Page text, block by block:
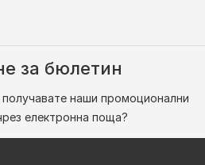
за бюлетин
наши промоционални
електронна поща?